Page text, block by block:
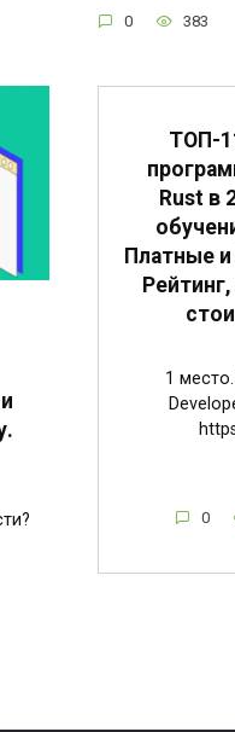
0 383
ТОП-
Rust в
Платные
1
0